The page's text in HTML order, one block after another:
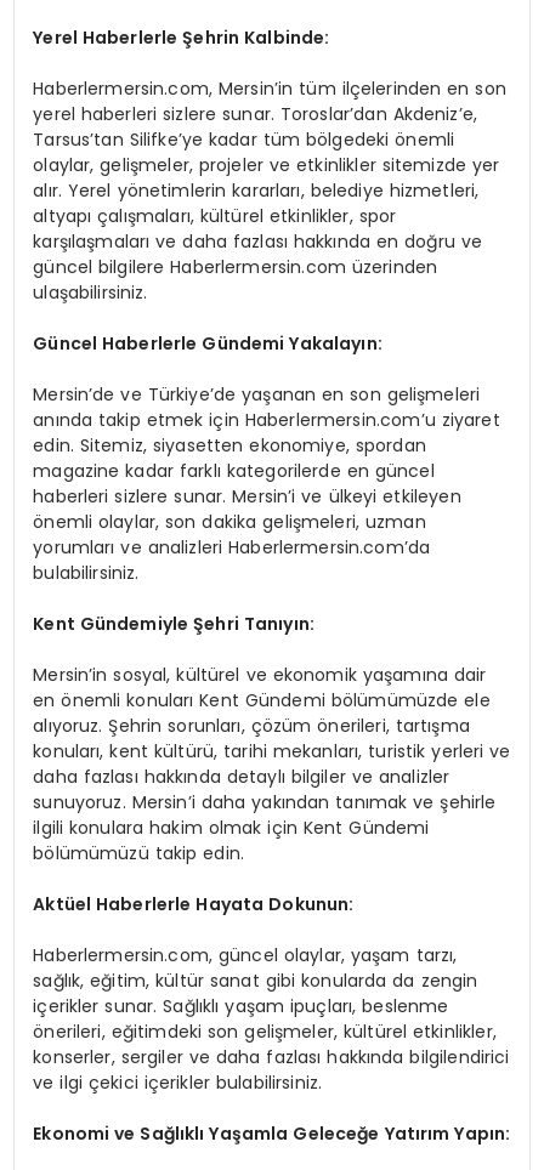
Yerel Haberlerle Şehrin Kalbinde:
Haberlermersin.com, Mersin’in tüm ilçelerinden en son
yerel haberleri sizlere sunar. Toroslar’dan Akdeniz’e,
Tarsus’tan Silifke’ye kadar tüm bölgedeki önemli
olaylar, gelişmeler, projeler ve etkinlikler sitemizde yer
alır. Yerel yönetimlerin kararları, belediye hizmetleri,
altyapı çalışmaları, kültürel etkinlikler, spor
karşılaşmaları ve daha fazlası hakkında en doğru ve
güncel bilgilere Haberlermersin.com üzerinden
ulaşabilirsiniz.
Güncel Haberlerle Gündemi Yakalayın:
Mersin’de ve Türkiye’de yaşanan en son gelişmeleri
anında takip etmek için Haberlermersin.com’u ziyaret
edin. Sitemiz, siyasetten ekonomiye, spordan
magazine kadar farklı kategorilerde en güncel
haberleri sizlere sunar. Mersin’i ve ülkeyi etkileyen
önemli olaylar, son dakika gelişmeleri, uzman
yorumları ve analizleri Haberlermersin.com’da
bulabilirsiniz.
Kent Gündemiyle Şehri Tanıyın:
Mersin’in sosyal, kültürel ve ekonomik yaşamına dair
en önemli konuları Kent Gündemi bölümümüzde ele
alıyoruz. Şehrin sorunları, çözüm önerileri, tartışma
konuları, kent kültürü, tarihi mekanları, turistik yerleri ve
daha fazlası hakkında detaylı bilgiler ve analizler
sunuyoruz. Mersin’i daha yakından tanımak ve şehirle
ilgili konulara hakim olmak için Kent Gündemi
bölümümüzü takip edin.
Aktüel Haberlerle Hayata Dokunun:
Haberlermersin.com, güncel olaylar, yaşam tarzı,
sağlık, eğitim, kültür sanat gibi konularda da zengin
içerikler sunar. Sağlıklı yaşam ipuçları, beslenme
önerileri, eğitimdeki son gelişmeler, kültürel etkinlikler,
konserler, sergiler ve daha fazlası hakkında bilgilendirici
ve ilgi çekici içerikler bulabilirsiniz.
Ekonomi ve Sağlıklı Yaşamla Geleceğe Yatırım Yapın: